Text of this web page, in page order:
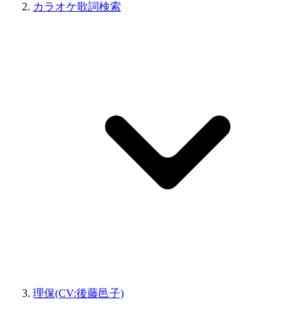
カラオケ歌詞検索
理保(CV:後藤邑子)